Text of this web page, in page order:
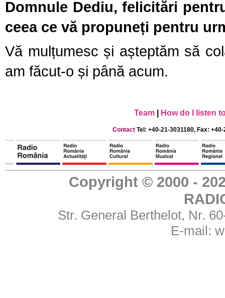
Domnule Dediu, felicitări
ceea ce vă propuneți pentru
Vă mulțumesc și așteptăm să
am făcut-o și până acum.
Team How do I listen
Contact Tel: +40-21-3031180, Fax:
Copyright © 2000 -
Str. General Berthelot, Nr.
E-mail: